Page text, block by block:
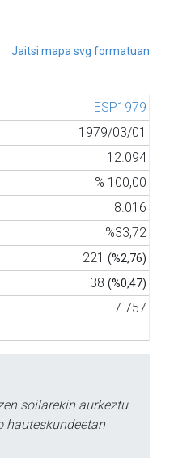
Jaitsi mapa svg formatuan
ESP1979
1979/03/01
12.094
% 100,00
8.016
%33,72
221 (%2,76)
38 (%0,47)
7.757
soilarekin aurkeztu
hauteskundeetan